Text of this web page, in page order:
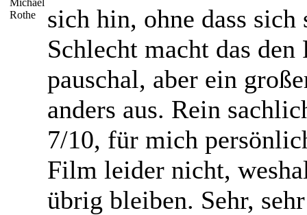
sich hin, ohne dass
Schlecht macht das
pauschal, aber ein
anders aus. Rein
7/10, für mich
Film leider nicht,
übrig bleiben. Sehr,